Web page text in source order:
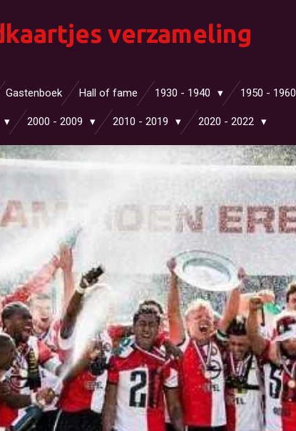
verzameling
Gastenboek Hall of fame 1930 - 1940 1950 - 1960
2000 - 2009 2010 - 2019 2020 - 2022